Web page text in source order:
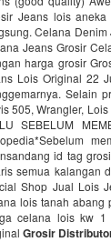
Jeans lois
Celana Denim
Jeans Grosir
harga grosir
Lois Original 22
Selain
505, Wrangler,
SEBELUM
id tag
semua kalangan
Shop Jual Lois
lois tanah abang
celana lois kw 1
Grosir